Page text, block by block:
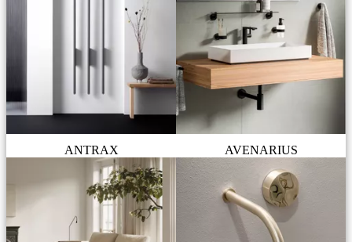
ANTRAX AVENARIUS